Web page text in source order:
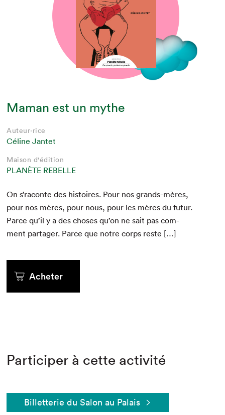
Maman est un mythe
Auteur·rice
Céline Jantet
Maison d'édition
PLANÈTE REBELLE
On s’raconte des his­toires. Pour nos grands-mères,
pour nos mères, pour nous, pour les mères du futur.
Parce qu’il y a des choses qu’on ne sait pas com­
ment partager. Parce que notre corps reste […]
Acheter
Participer à cette activité
Billetterie du Salon au Palais